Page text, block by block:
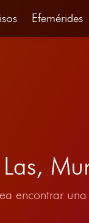
Efemérides
Las,
encontrar